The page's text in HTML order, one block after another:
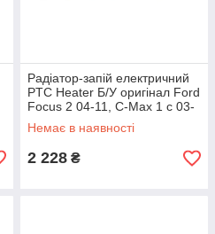
Радіатор-запій електричний
PTC Heater Б/У оригінал Ford
Focus 2 04-11, C-Max 1 c 03-
10, Kuga 1 08-12
Немає в наявності
2 228 ₴